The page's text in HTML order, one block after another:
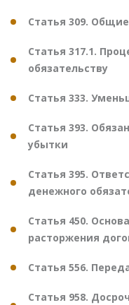
Статья 309.
Статья 317.1.
обязательству
Статья 333.
Статья 393.
убытки
Статья 395.
денежного
Статья 450.
расторжения
Статья 556.
Статья 958.